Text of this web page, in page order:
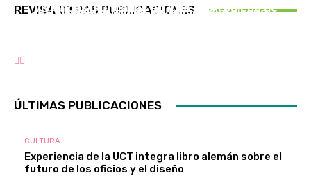
REVISA OTRAS PUBLICACIONES
sobre el futuro de los oficios y el diseño
viviendas inundadas en Villa La Arboleda de
1 DE AGOSTO : DIA DE SUIZA, SE CELEBRA EN
ÚLTIMAS PUBLICACIONES
CULTURA
Experiencia de la UCT integra libro alemán sobre el
futuro de los oficios y el diseño